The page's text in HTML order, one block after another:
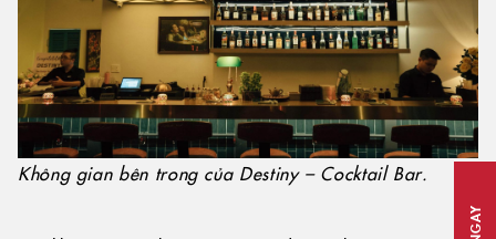
Không gian bên trong của Destiny – Cocktail Bar.